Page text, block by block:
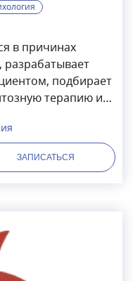
в причинах
разрабатывает
подбирает
терапию и
процессы,
настроение,
поможет
в
ЗАПИСАТЬСЯ